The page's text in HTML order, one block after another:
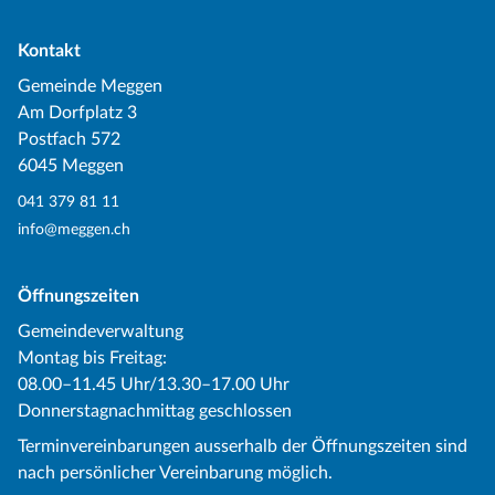
Kontakt
Gemeinde Meggen
Am Dorfplatz 3
Postfach 572
6045 Meggen
041 379 81 11
info@meggen.ch
Öffnungszeiten
Gemeindeverwaltung
Montag bis Freitag:
08.00–11.45 Uhr/13.30–17.00 Uhr
Donnerstagnachmittag geschlossen
Terminvereinbarungen ausserhalb der Öffnungszeiten sind
nach persönlicher Vereinbarung möglich.